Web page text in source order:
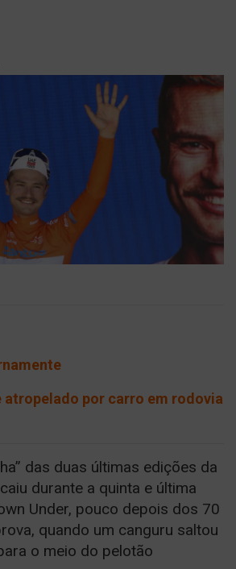
por carro em rodovia
das duas últimas edições da
durante a quinta e última
Under, pouco depois dos 70
quando um canguru saltou
o meio do pelotão